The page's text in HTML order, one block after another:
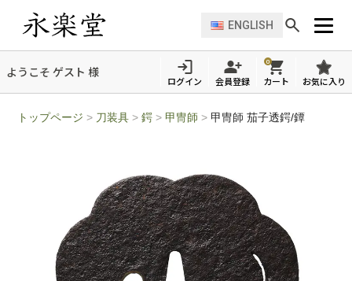
ENGLISH
ようこそ ゲスト 様
ログイン 会員登録
0
カート お気に入り
トップページ > 刀装具 >鍔 > 甲冑師 > 甲冑師 茄子透鍔/鐔